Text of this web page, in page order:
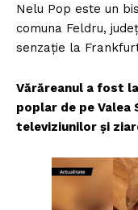
Nelu Pop este un
comuna Feldru,
senzație la
Vărăreanul a fost
poplar de pe Valea
televiziunilor și